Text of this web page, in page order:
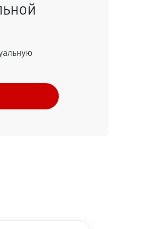
Заказать
Заказать